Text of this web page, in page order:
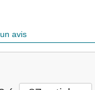
avis